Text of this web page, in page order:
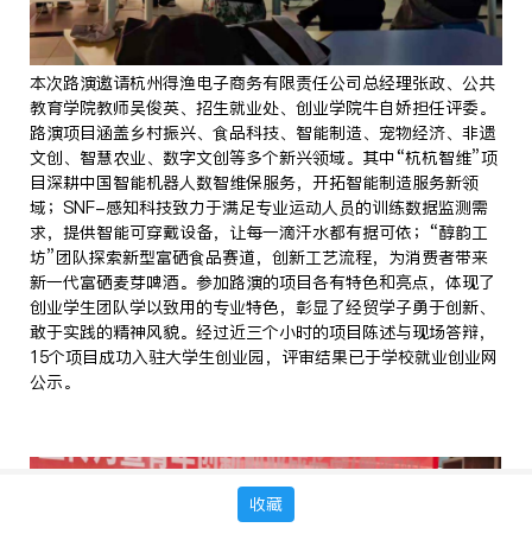
本次路演邀请杭州得渔电子商务有限责任公司总经理张政、公共
教育学院教师吴俊英、招生就业处、创业学院牛自娇担任评委。
路演项目涵盖乡村振兴、食品科技、智能制造、宠物经济、非遗
文创、智慧农业、数字文创等多个新兴领域。其中“杭杭智维”项
目深耕中国智能机器人数智维保服务，开拓智能制造服务新领
域；SNF-感知科技致力于满足专业运动人员的训练数据监测需
求，提供智能可穿戴设备，让每一滴汗水都有据可依；“醇韵工
坊”团队探索新型富硒食品赛道，创新工艺流程，为消费者带来
新一代富硒麦芽啤酒。参加路演的项目各有特色和亮点，体现了
创业学生团队学以致用的专业特色，彰显了经贸学子勇于创新、
敢于实践的精神风貌。经过近三个小时的项目陈述与现场答辩，
15个项目成功入驻大学生创业园，评审结果已于学校就业创业网
公示。
收藏